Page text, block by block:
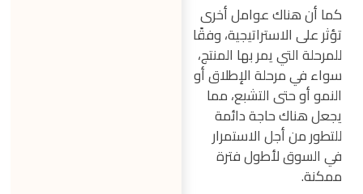
كما أن هناك عوامل أخرى
تؤثر على الاستراتيجية، وفقًا
للمرحلة التي يمر بها المنتج،
سواء في مرحلة الإطلاق أو
النمو أو حتى التشبع، مما
يجعل هناك حاجة دائمة
للتطور من أجل الاستمرار
في السوق لأطول فترة
ممكنة.